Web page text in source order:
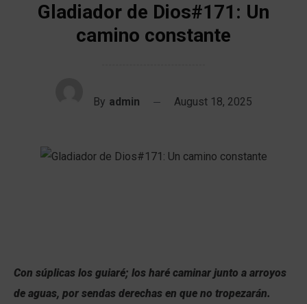
Gladiador de Dios#171: Un
camino constante
By admin August 18, 2025
Con súplicas los guiaré; los haré caminar junto a arroyos
de aguas, por sendas derechas en que no tropezarán.